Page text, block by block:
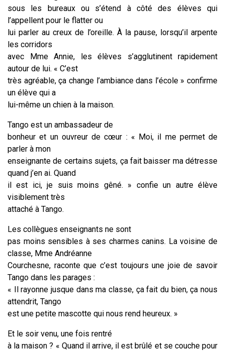
sous les bureaux ou s’étend à côté des élèves qui
l’appellent pour le flatter ou
lui parler au creux de l’oreille. À la pause, lorsqu’il arpente
les corridors
avec Mme Annie, les élèves s’agglutinent rapidement
autour de lui. « C’est
très agréable, ça change l’ambiance dans l’école » confirme
un élève qui a
lui-même un chien à la maison.
Tango est un ambassadeur de
bonheur et un ouvreur de cœur : « Moi, il me permet de
parler à mon
enseignante de certains sujets, ça fait baisser ma détresse
quand j’en ai. Quand
il est ici, je suis moins gêné. » confie un autre élève
visiblement très
attaché à Tango.
Les collègues enseignants ne sont
pas moins sensibles à ses charmes canins. La voisine de
classe, Mme Andréanne
Courchesne, raconte que c’est toujours une joie de savoir
Tango dans les parages :
« Il rayonne jusque dans ma classe, ça fait du bien, ça nous
attendrit, Tango
est une petite mascotte qui nous rend heureux. »
Et le soir venu, une fois rentré
à la maison ? « Quand il arrive, il est brûlé et se couche pour